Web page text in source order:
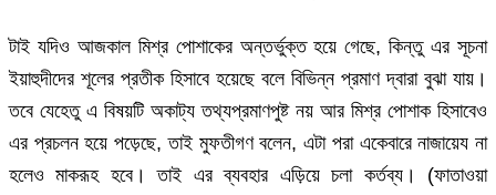
টাই যদিও আজকাল মিশ্র পোশাকের অন্তর্ভুক্ত হয়ে গেছে, কিন্তু এর সূচনা
ইয়াহুদীদের শূলের প্রতীক হিসাবে হয়েছে বলে বিভিন্ন প্রমাণ দ্বারা বুঝা যায়।
তবে যেহেতু এ বিষয়টি অকাট্য তথ্যপ্রমাণপুষ্ট নয় আর মিশ্র পোশাক হিসাবেও
এর প্রচলন হয়ে পড়েছে, তাই মুফতীগণ বলেন, এটা পরা একেবারে নাজায়েয না
হলেও মাকরূহ হবে। তাই এর ব্যবহার এড়িয়ে চলা কর্তব্য। (ফাতাওয়া